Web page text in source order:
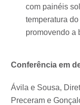
com painéis
temperatura
promovendo a
Conferência em
Ávila e Sousa,
Preceram e